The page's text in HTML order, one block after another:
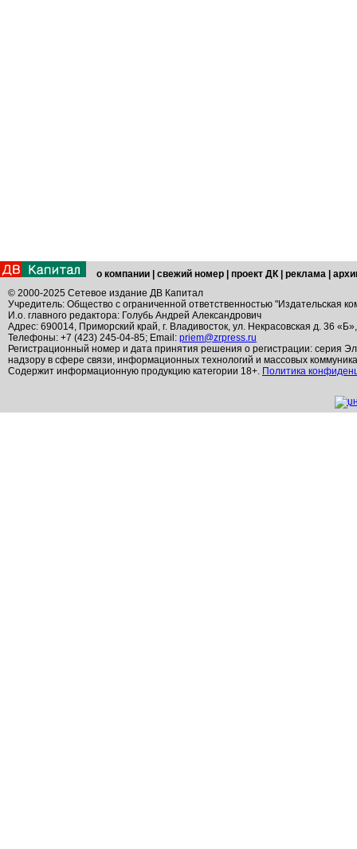
о компании свежий номер проект ДК реклама
© 2000-2025 Сетевое издание ДВ Капитал
Учредитель: Общество с ограниченной ответственностью "Издательская
И.о. главного редактора: Голубь Андрей Александрович
Адрес: 690014, Приморский край, г. Владивосток, ул. Некрасовская д. 36
Телефоны: +7 (423) 245-04-85; Email: priem@zrpress.ru
Регистрационный номер и дата принятия решения о регистрации: серия
надзору в сфере связи, информационных технологий и массовых
Содержит информационную продукцию категории 18+. Политика